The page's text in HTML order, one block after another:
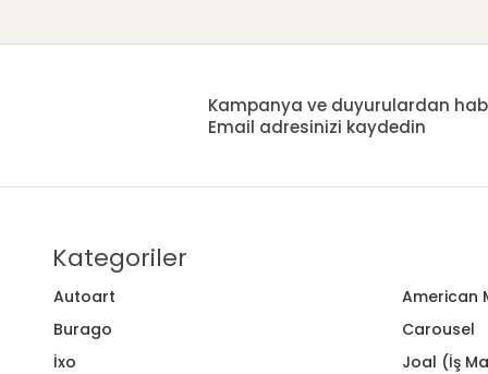
Kampanya ve duyurulardan
Email adresinizi kaydedin
Kategoriler
Autoart
American
Burago
Carousel
İxo
Joal (İş